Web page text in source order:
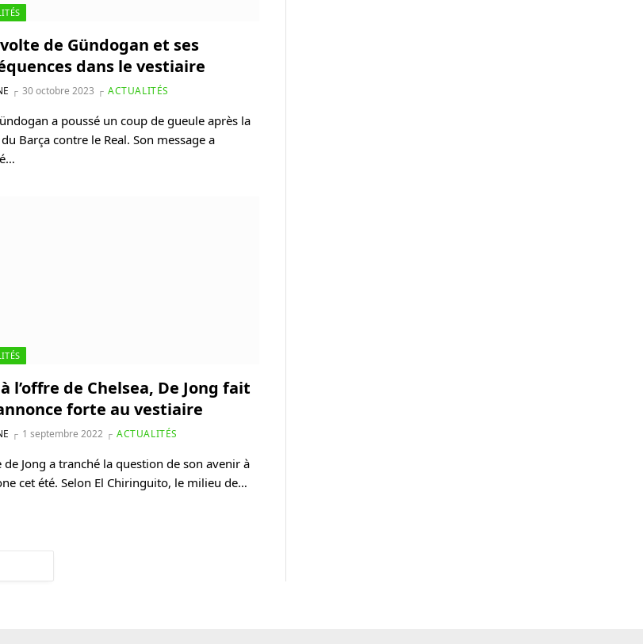
de Gündogan et ses
dans le vestiaire
30 octobre 2023 ACTUALITÉS
a poussé un coup de gueule après la
Barça contre le Real. Son message a
l’offre de Chelsea, De Jong fait
forte au vestiaire
1 septembre 2022 ACTUALITÉS
de Jong a tranché la question de son avenir à
cet été. Selon El Chiringuito, le milieu de…